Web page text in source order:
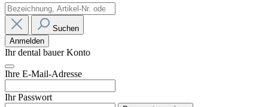
Suchen
Anmelden
Ihr dental bauer Konto
Ihre E-Mail-Adresse
Ihr Passwort